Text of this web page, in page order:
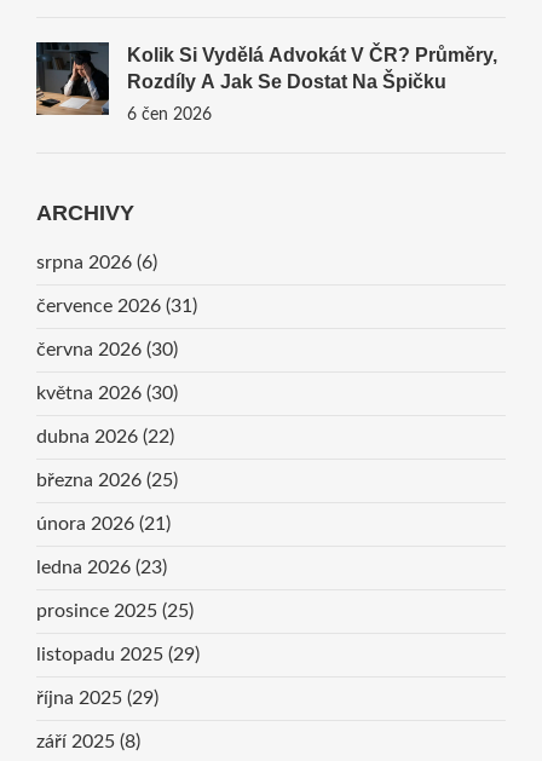
Kolik Si Vydělá Advokát V ČR? Průměry,
Rozdíly A Jak Se Dostat Na Špičku
6 čen 2026
ARCHIVY
srpna 2026 (6)
července 2026 (31)
června 2026 (30)
května 2026 (30)
dubna 2026 (22)
března 2026 (25)
února 2026 (21)
ledna 2026 (23)
prosince 2025 (25)
listopadu 2025 (29)
října 2025 (29)
září 2025 (8)